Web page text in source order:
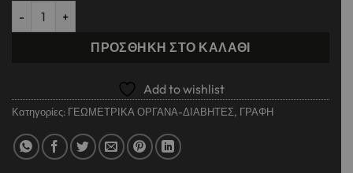
ΥΠΟΔΕΚΑΜΕΤΡΟ ΤΡΙΓΩΝΙΚΟ 15cm. ποσότητα
ΠΡΟΣΘΉΚΗ ΣΤΟ ΚΑΛΆΘΙ
Add to wishlist
Κατηγορίες: ΓΕΩΜΕΤΡΙΚΑ ΟΡΓΑΝΑ-ΔΙΑΒΗΤΕΣ, ΓΡΑΦΗ